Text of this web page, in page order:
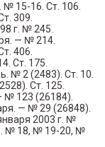
15-16. Ст. 106.
309.
г. № 245.
— № 214.
406.
Ст. 175.
№ 2 (2483). Ст. 10.
Ст. 125.
№ 123 (26184).
— № 29 (26848).
2003 г. №
№ 18, № 19-20, №